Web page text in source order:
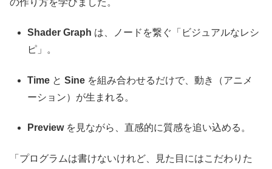
の作り方を学びました。
Shader Graph は、ノードを繋ぐ「ビジュアルなレシ
ピ」。
Time とSine を組み合わせるだけで、動き（アニメ
ーション）が生まれる。
Previewを見ながら、直感的に質感を追い込める。
「プログラムは書けないけれど、見た目にはこだわりた